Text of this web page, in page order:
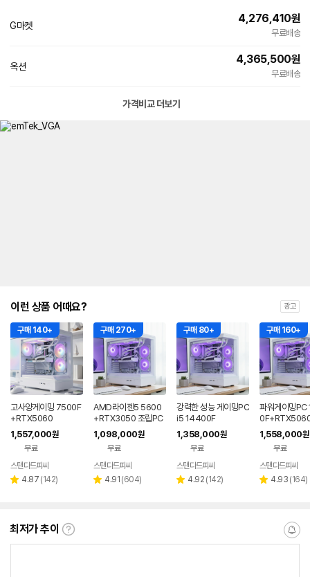
G마켓
4,276,410원
무료배송
옥션
4,365,500원
무료배송
가격비교 더보기
이런 상품 어때요? 광고
구매 140+
고사양게이밍 7500F
+RTX5060
1,557,000원
무료
페이
스탠다드피씨
별 4.87 리
(142)
구매 270+
AMD라이젠5 5600
+RTX3050 조립PC
1,098,000원
무료
페이
스탠다드피씨
별 4.91 리
(604)
구매 80+
강력한 성능 게이밍PC
i5 14400F
1,358,000원
무료
페이
스탠다드피씨
별 4.92 리
(142)
구매 160+
파워게이밍
1,558,000원
무료
스탠다드피씨
별 4.93 리
(164)
최저가 추이
최
알